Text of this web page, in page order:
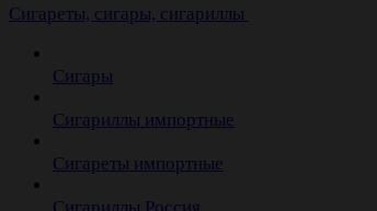
Cигареты, сигары, сигариллы
Сигары
Сигариллы импортные
Сигареты импортные